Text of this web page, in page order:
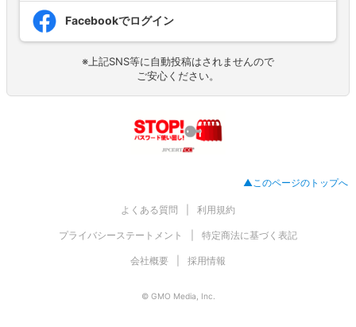
Facebookでログイン
※上記SNS等に自動投稿はされませんので
ご安心ください。
▲このページのトップへ
よくある質問 利用規約
プライバシーステートメント 特定商法に基づく表記
会社概要 採用情報
© GMO Media, Inc.